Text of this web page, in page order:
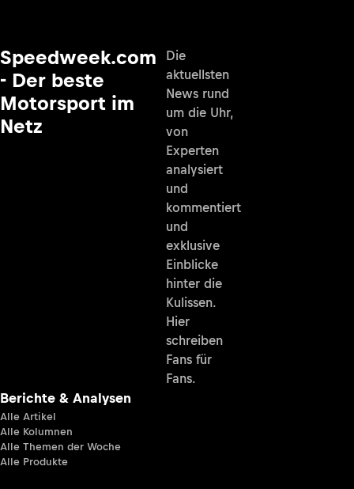
Speedweek.com
- Der beste
Motorsport im
Netz
Die
aktuellsten
News rund
um die Uhr,
von
Experten
analysiert
und
kommentiert
und
exklusive
Einblicke
hinter die
Kulissen.
Hier
schreiben
Fans für
Fans.
Berichte & Analysen
Alle Artikel
Alle Kolumnen
Alle Themen der Woche
Alle Produkte